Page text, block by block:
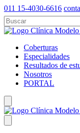
011 15-4030-6616
Coberturas
Especialidades
Resultados de
Nosotros
PORTAL